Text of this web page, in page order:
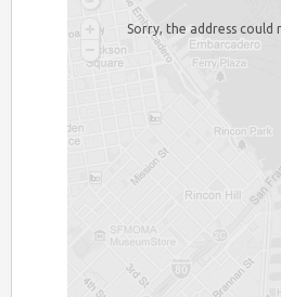
Sorry, the address could